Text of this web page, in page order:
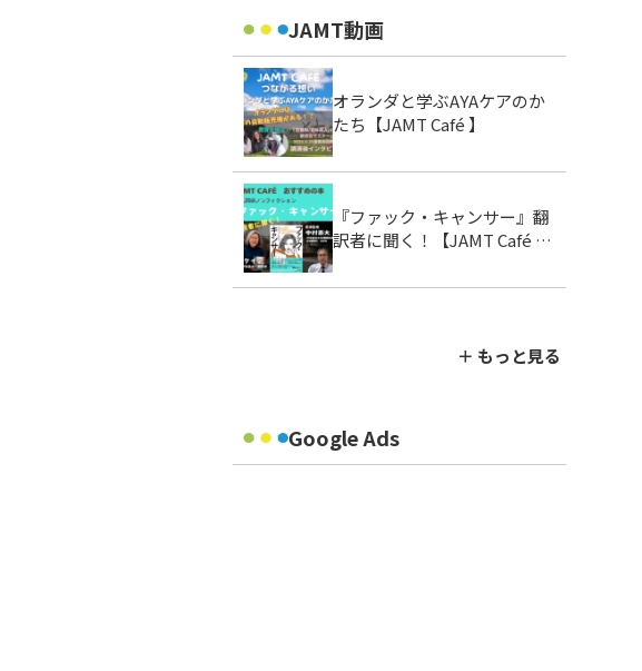
JAMT動画
オランダと学ぶAYAケアのか
たち【JAMT Café 】
『ファック・キャンサー』翻
訳者に聞く！【JAMT Café お
＋ もっと見る
Google Ads